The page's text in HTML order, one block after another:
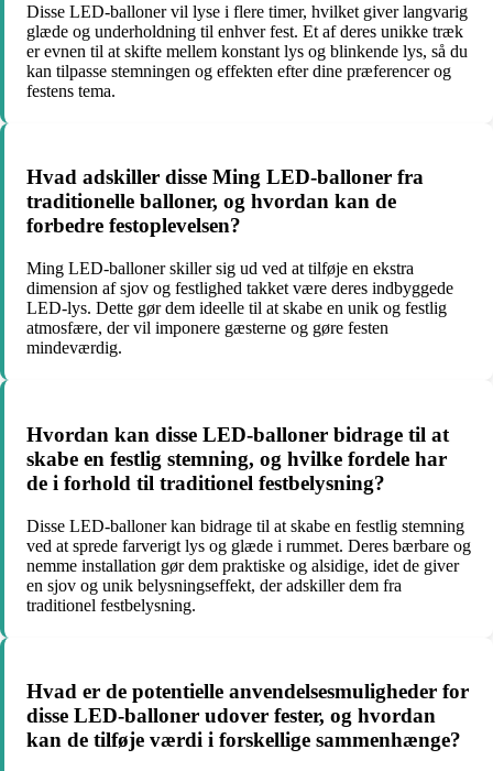
Disse LED-balloner vil lyse i flere timer, hvilket giver langvarig
glæde og underholdning til enhver fest. Et af deres unikke træk
er evnen til at skifte mellem konstant lys og blinkende lys, så du
kan tilpasse stemningen og effekten efter dine præferencer og
festens tema.
Hvad adskiller disse Ming LED-balloner fra
traditionelle balloner, og hvordan kan de
forbedre festoplevelsen?
Ming LED-balloner skiller sig ud ved at tilføje en ekstra
dimension af sjov og festlighed takket være deres indbyggede
LED-lys. Dette gør dem ideelle til at skabe en unik og festlig
atmosfære, der vil imponere gæsterne og gøre festen
mindeværdig.
Hvordan kan disse LED-balloner bidrage til at
skabe en festlig stemning, og hvilke fordele har
de i forhold til traditionel festbelysning?
Disse LED-balloner kan bidrage til at skabe en festlig stemning
ved at sprede farverigt lys og glæde i rummet. Deres bærbare og
nemme installation gør dem praktiske og alsidige, idet de giver
en sjov og unik belysningseffekt, der adskiller dem fra
traditionel festbelysning.
Hvad er de potentielle anvendelsesmuligheder for
disse LED-balloner udover fester, og hvordan
kan de tilføje værdi i forskellige sammenhænge?